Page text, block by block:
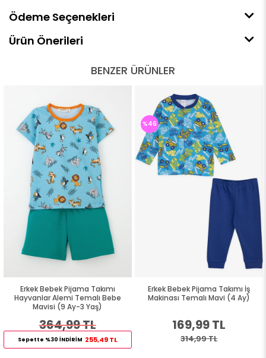
Ödeme Seçenekleri
Ürün Önerileri
BENZER ÜRÜNLER
Erkek Bebek Pijama Takımı
Hayvanlar Alemi Temalı Bebe
Mavisi (9 Ay-3 Yaş)
364,99 TL
Sepette %30 İNDİRİM 255,49 TL
Erkek Bebek Pijama Takımı İş
Makinası Temalı Mavi (4 Ay)
169,99 TL
314,99 TL
%46